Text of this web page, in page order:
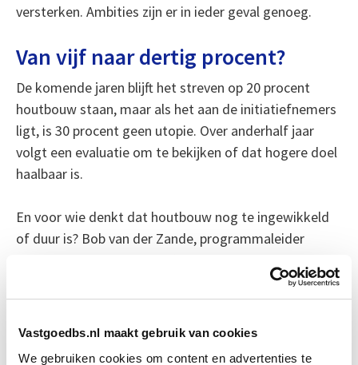
Vastgoedbs.nl maakt gebruik van cookies
We gebruiken cookies om content en advertenties te
versterken. Ambities zijn er in ieder geval genoeg.
Van vijf naar dertig procent?
De komende jaren blijft het streven op 20 procent
houtbouw staan, maar als het aan de initiatiefnemers
ligt, is 30 procent geen utopie. Over anderhalf jaar
volgt een evaluatie om te bekijken of dat hogere doel
haalbaar is.
En voor wie denkt dat houtbouw nog te ingewikkeld
of duur is? Bob van der Zande, programmaleider
begin gewoon met één project. Niet te groot, niet te
ingewikkeld. De ervaring is goud waard, zelfs als het
de eerste keer wat meer kost.